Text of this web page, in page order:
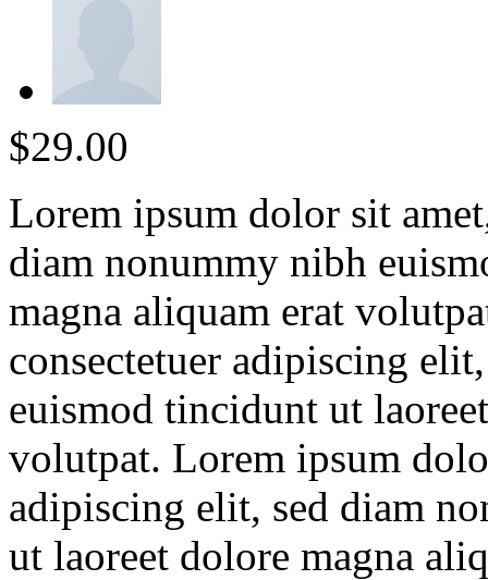
$29.00
Lorem ipsum dolor sit
diam nonummy nibh
magna aliquam erat
consectetuer adipiscing
euismod tincidunt ut
volutpat. Lorem ipsum
adipiscing elit, sed diam
ut laoreet dolore magna